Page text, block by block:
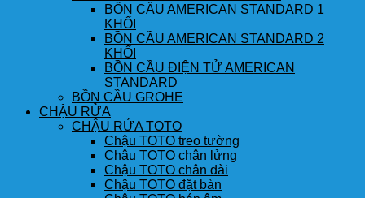
BỒN CẦU AMERICAN STANDARD 1
KHỐI
BỒN CẦU AMERICAN STANDARD 2
KHỐI
BỒN CẦU ĐIỆN TỬ AMERICAN
STANDARD
BỒN CẦU GROHE
CHẬU RỬA
CHẬU RỬA TOTO
Chậu TOTO treo tường
Chậu TOTO chân lửng
Chậu TOTO chân dài
Chậu TOTO đặt bàn